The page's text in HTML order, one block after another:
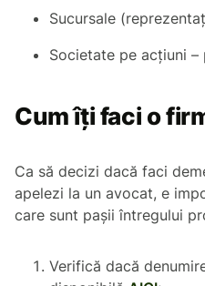
Sucursale
Societate pe acțiuni
Cum îți faci o
Ca să decizi dacă faci
apelezi la un avocat, e
care sunt pașii întregului
Verifică dacă